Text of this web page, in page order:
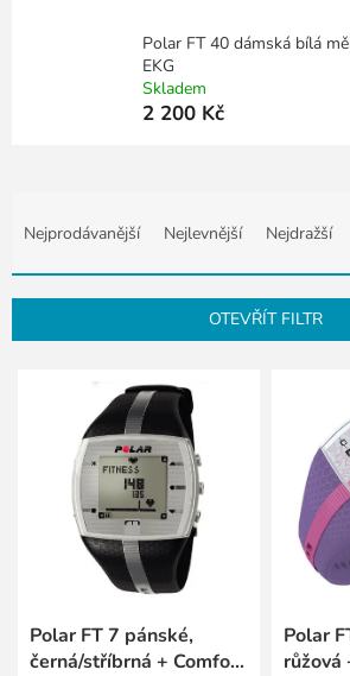
Polar FT 40 dámská bílá
EKG
Skladem
2 200 Kč
e
n
í
Nejprodávanější Nejlevnější Nejdražší
OTEVŘÍT FILTR
Polar FT 7 pánské,
černá/stříbrná + Comfort
Polar
růžová